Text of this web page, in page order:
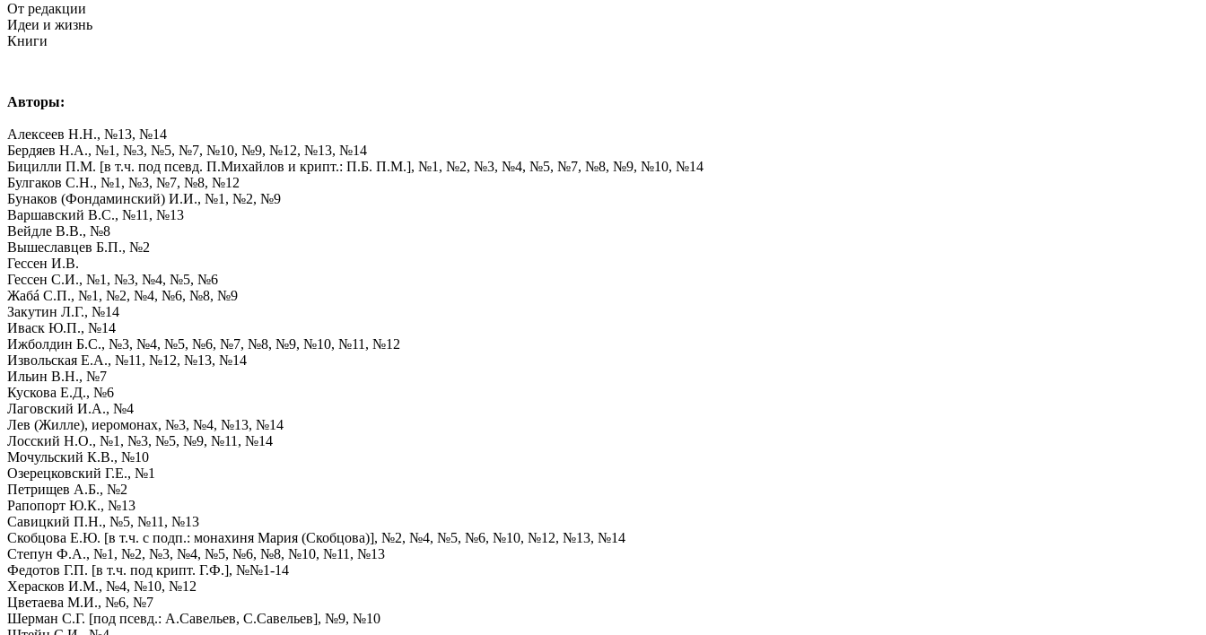
От редакции
Идеи и жизнь
Книги
Авторы:
Алексеев Н.Н., №13, №14
Бердяев Н.А., №1, №3, №5, №7, №10, №9, №12, №13, №14
Бицилли П.М. [в т.ч. под псевд. П.Михайлов и крипт.: П.Б. П.М.], №1, №2, №3, №4, №5, №7, №8, №9, №10, №14
Булгаков С.Н., №1, №3, №7, №8, №12
Бунаков (Фондаминский) И.И., №1, №2, №9
Варшавский В.С., №11, №13
Вейдле В.В., №8
Вышеславцев Б.П., №2
Гессен И.В.
Гессен С.И., №1, №3, №4, №5, №6
Жабá С.П., №1, №2, №4, №6, №8, №9
Закутин Л.Г., №14
Иваск Ю.П., №14
Ижболдин Б.С., №3, №4, №5, №6, №7, №8, №9, №10, №11, №12
Извольская Е.А., №11, №12, №13, №14
Ильин В.Н., №7
Кускова Е.Д., №6
Лаговский И.А., №4
Лев (Жилле), иеромонах, №3, №4, №13, №14
Лосский Н.О., №1, №3, №5, №9, №11, №14
Мочульский К.В., №10
Озерецковский Г.Е., №1
Петрищев А.Б., №2
Рапопорт Ю.К., №13
Савицкий П.Н., №5, №11, №13
Скобцова Е.Ю. [в т.ч. с подп.: монахиня Мария (Скобцова)], №2, №4, №5, №6, №10, №12, №13, №14
Степун Ф.А., №1, №2, №3, №4, №5, №6, №8, №10, №11, №13
Федотов Г.П. [в т.ч. под крипт. Г.Ф.], №№1-14
Херасков И.М., №4, №10, №12
Цветаева М.И., №6, №7
Шерман С.Г. [под псевд.: А.Савельев, С.Савельев], №9, №10